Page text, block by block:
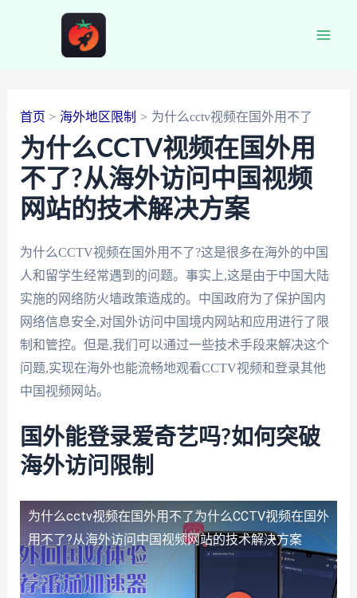
首页 海外地区限制 为什么cctv视频在国外用不了
为什么CCTV视频在国外用
不了?从海外访问中国视频
网站的技术解决方案
为什么CCTV视频在国外用不了?这是很多在海外的中国
人和留学生经常遇到的问题。事实上,这是由于中国大陆
实施的网络防火墙政策造成的。中国政府为了保护国内
网络信息安全,对国外访问中国境内网站和应用进行了限
制和管控。但是,我们可以通过一些技术手段来解决这个
问题,实现在海外也能流畅地观看CCTV视频和登录其他
中国视频网站。
国外能登录爱奇艺吗?如何突破
海外访问限制
为什么cctv视频在国外用不了为什么CCTV视频在国外
用不了?从海外访问中国视频网站的技术解决方案